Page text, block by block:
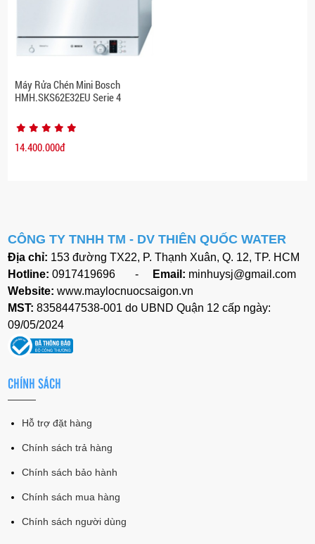
Máy Rửa Chén Mini Bosch
HMH.SKS62E32EU Serie 4
14.400.000đ
CÔNG TY TNHH TM - DVTHIÊN QUỐC WATER
Địa chỉ: 153 đường TX22, P. Thạnh Xuân, Q. 12, TP. HCM
Hotline: 0917419696 - Email: minhuysj@gmail.com
Website: www.maylocnuocsaigon.vn
MST: 8358447538-001 do UBND Quận 12 cấp ngày:
09/05/2024
CHÍNH SÁCH
Hỗ trợ đặt hàng
Chính sách trả hàng
Chính sách bảo hành
Chính sách mua hàng
Chính sách người dùng